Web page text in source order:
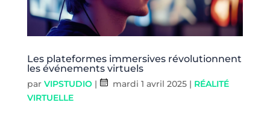
Les plateformes immersives révolutionnent
les événements virtuels
par VIPSTUDIO| mardi 1 avril 2025| RÉALITÉ
VIRTUELLE